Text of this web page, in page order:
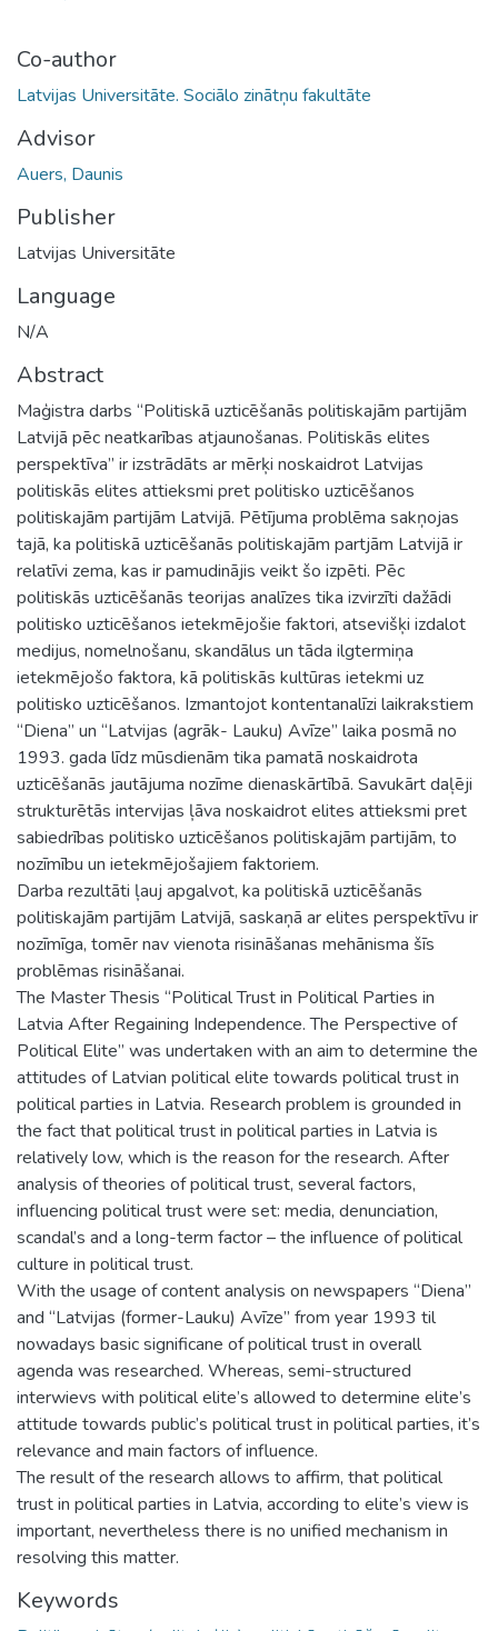
Co-author
Latvijas Universitāte. Sociālo zinātņu fakultāte
Advisor
Auers, Daunis
Publisher
Latvijas Universitāte
Language
N/A
Abstract
Maģistra darbs “Politiskā uzticēšanās politiskajām partijām
Latvijā pēc neatkarības atjaunošanas. Politiskās elites
perspektīva” ir izstrādāts ar mērķi noskaidrot Latvijas
politiskās elites attieksmi pret politisko uzticēšanos
politiskajām partijām Latvijā. Pētījuma problēma sakņojas
tajā, ka politiskā uzticēšanās politiskajām partjām Latvijā ir
relatīvi zema, kas ir pamudinājis veikt šo izpēti. Pēc
politiskās uzticēšanās teorijas analīzes tika izvirzīti dažādi
politisko uzticēšanos ietekmējošie faktori, atsevišķi izdalot
medijus, nomelnošanu, skandālus un tāda ilgtermiņa
ietekmējošo faktora, kā politiskās kultūras ietekmi uz
politisko uzticēšanos. Izmantojot kontentanalīzi laikrakstiem
“Diena” un “Latvijas (agrāk- Lauku) Avīze” laika posmā no
1993. gada līdz mūsdienām tika pamatā noskaidrota
uzticēšanās jautājuma nozīme dienaskārtībā. Savukārt daļēji
strukturētās intervijas ļāva noskaidrot elites attieksmi pret
sabiedrības politisko uzticēšanos politiskajām partijām, to
nozīmību un ietekmējošajiem faktoriem.
Darba rezultāti ļauj apgalvot, ka politiskā uzticēšanās
politiskajām partijām Latvijā, saskaņā ar elites perspektīvu ir
nozīmīga, tomēr nav vienota risināšanas mehānisma šīs
problēmas risināšanai.
The Master Thesis “Political Trust in Political Parties in
Latvia After Regaining Independence. The Perspective of
Political Elite” was undertaken with an aim to determine the
attitudes of Latvian political elite towards political trust in
political parties in Latvia. Research problem is grounded in
the fact that political trust in political parties in Latvia is
relatively low, which is the reason for the research. After
analysis of theories of political trust, several factors,
influencing political trust were set: media, denunciation,
scandal’s and a long-term factor – the influence of political
culture in political trust.
With the usage of content analysis on newspapers “Diena”
and “Latvijas (former-Lauku) Avīze” from year 1993 til
nowadays basic significane of political trust in overall
agenda was researched. Whereas, semi-structured
interwievs with political elite’s allowed to determine elite’s
attitude towards public’s political trust in political parties, it’s
relevance and main factors of influence.
The result of the research allows to affirm, that political
trust in political parties in Latvia, according to elite’s view is
important, nevertheless there is no unified mechanism in
resolving this matter.
Keywords